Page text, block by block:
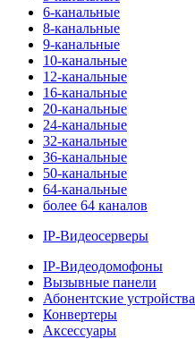
6-канальные
8-канальные
9-канальные
10-канальные
12-канальные
16-канальные
20-канальные
24-канальные
32-канальные
36-канальные
50-канальные
64-канальные
более 64 каналов
IP-Видеосерверы
IP-Видеодомофоны
Вызывные панели
Абонентские устройства
Конвертеры
Аксессуары